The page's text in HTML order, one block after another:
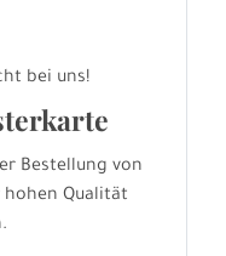
bei uns!
Bestellung von
hohen Qualität